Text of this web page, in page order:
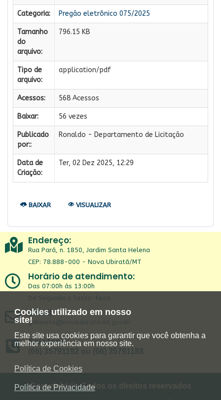
Cookies utilizado em nosso
site!
Este site usa cookies para garantir que você obtenha a
melhor experiência em nosso site.
Política de Cookies
Política de Privacidade
Categoria: Pregão eletrônico 075/2025
Tamanho
do
arquivo:
796.15 KB
Tipo de
arquivo:
application/pdf
Acessos: 568 Acessos
Baixar: 56 vezes
Publicado
por::
Ronaldo - Departamento de Licitação
Data de
Criação:
Ter, 02 Dez 2025, 12:29
BAIXAR VISUALIZAR
Endereço:
Rua Pará, n. 1850, Jardim Santa Helena
CEP: 78.888-000 - Nova Ubiratã/MT
Horário de atendimento:
Das 07:00h às 13:00h
De Segunda a Sexta-feira
Email:
gabinete@novaubirata.mt.gov.br
Telefone:
(66) 35791192 ou (66) 35791188
Copyright © - Todos os direitos reservados